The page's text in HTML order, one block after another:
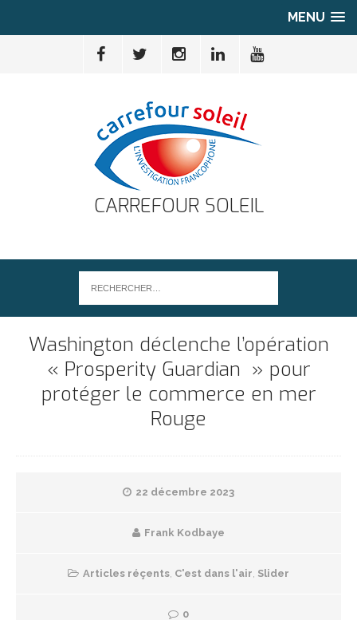
MENU
CARREFOUR SOLEIL
Washington déclenche l’opération
« Prosperity Guardian » pour
protéger le commerce en mer
Rouge
22 décembre 2023
Frank Kodbaye
Articles réçents, C'est dans l'air, Slider
0